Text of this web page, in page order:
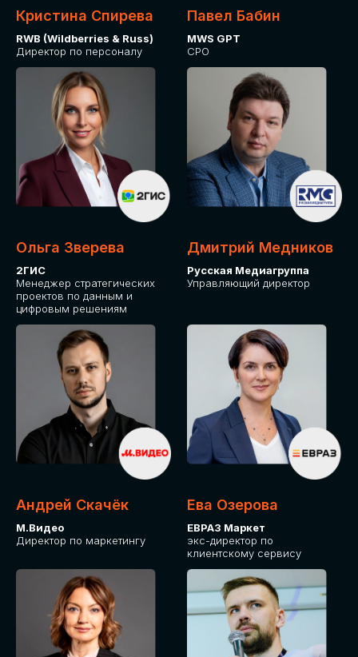
Кристина Спирева
RWB (Wildberries & Russ)
Директор по персоналу
Павел Бабин
MWS GPT
CPO
Ольга Зверева
2ГИС
Менеджер стратегических
проектов по данным и
цифровым решениям
Дмитрий Медников
Русская Медиагруппа
Управляющий директор
Андрей Скачёк
М.Видео
Директор по маркетингу
Ева Озерова
ЕВРАЗ Маркет
экс-директор по
клиентскому сервису